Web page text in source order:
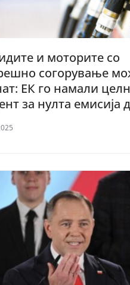
и моторите со
согорување
ЕК го намали
за нулта емисија